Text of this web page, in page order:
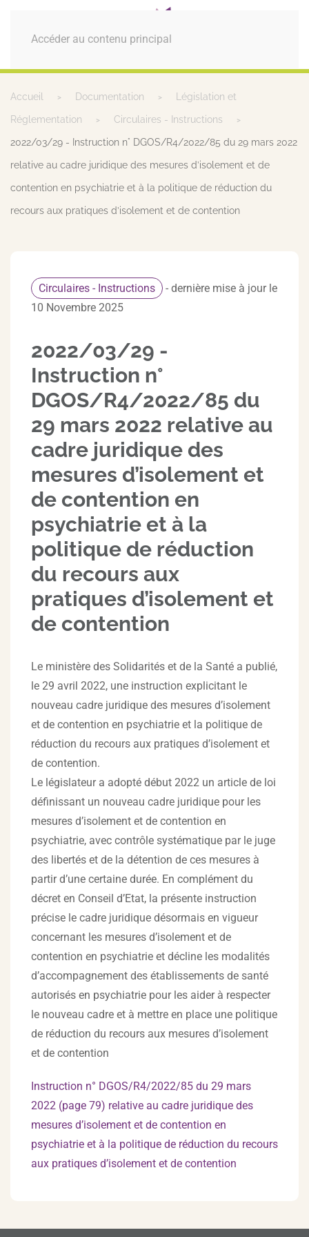
Accéder au contenu principal
MENU
Accueil Documentation Législation et
Réglementation Circulaires - Instructions
2022/03/29 - Instruction n° DGOS/R4/2022/85 du 29 mars 2022
relative au cadre juridique des mesures d’isolement et de
contention en psychiatrie et à la politique de réduction du
recours aux pratiques d’isolement et de contention
Circulaires - Instructions
- dernière mise à jour le
10 Novembre 2025
2022/03/29 -
Instruction n°
DGOS/R4/2022/85 du
29 mars 2022 relative au
cadre juridique des
mesures d’isolement et
de contention en
psychiatrie et à la
politique de réduction
du recours aux
pratiques d’isolement et
de contention
Le ministère des Solidarités et de la Santé a publié,
le 29 avril 2022, une instruction explicitant le
nouveau cadre juridique des mesures d’isolement
et de contention en psychiatrie et la politique de
réduction du recours aux pratiques d’isolement et
de contention.
Le législateur a adopté début 2022 un article de loi
définissant un nouveau cadre juridique pour les
mesures d’isolement et de contention en
psychiatrie, avec contrôle systématique par le juge
des libertés et de la détention de ces mesures à
partir d’une certaine durée. En complément du
décret en Conseil d’Etat, la présente instruction
précise le cadre juridique désormais en vigueur
concernant les mesures d’isolement et de
contention en psychiatrie et décline les modalités
d’accompagnement des établissements de santé
autorisés en psychiatrie pour les aider à respecter
le nouveau cadre et à mettre en place une politique
de réduction du recours aux mesures d’isolement
et de contention
Instruction n° DGOS/R4/2022/85 du 29 mars
2022 (page 79) relative au cadre juridique des
mesures d’isolement et de contention en
psychiatrie et à la politique de réduction du recours
aux pratiques d’isolement et de contention